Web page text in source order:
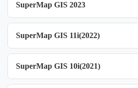
SuperMap GIS 2023
SuperMap GIS 11i(2022)
SuperMap GIS 10i(2021)